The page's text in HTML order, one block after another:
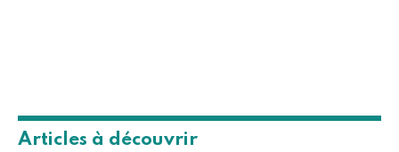
Articles à découvrir